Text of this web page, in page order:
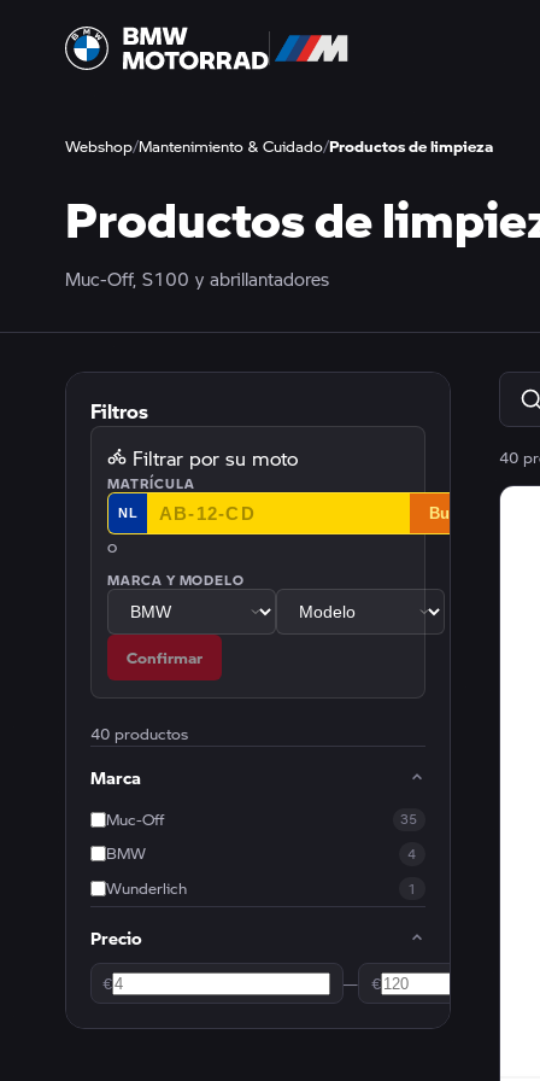
Webshop/Mantenimiento & Cuidado/Productos de limpieza
Productos de
Muc-Off, S100 y abrillantadores
Filtros
Filtrar por su moto
MATRÍCULA
NL Buscar
o
MARCA Y MODELO
Confirmar
40 productos
Marca
Muc-Off 35
BMW 4
Wunderlich 1
Precio
€ — €
40